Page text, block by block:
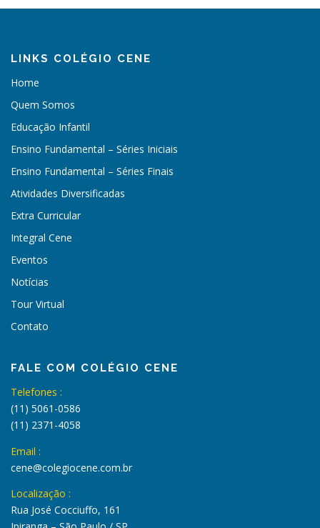
LINKS COLÉGIO CENE
Home
Quem Somos
Educação Infantil
Ensino Fundamental – Séries Iniciais
Ensino Fundamental – Séries Finais
Atividades Diversificadas
Extra Curricular
Integral Cene
Eventos
Notícias
Tour Virtual
Contato
FALE COM COLÉGIO CENE
Telefones :
(11) 5061-0586
(11) 2371-4058
Email :
cene@colegiocene.com.br
Localização :
Rua José Cocciuffo, 161